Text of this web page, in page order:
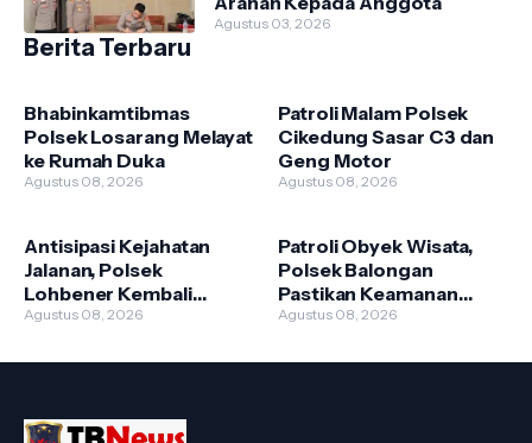
Agustus 03, 2026
Berita Terbaru
Bhabinkamtibmas
Polsek Losarang Melayat
ke Rumah Duka
Agustus 08, 2026
Patroli Malam Polsek
Cikedung Sasar C3 dan
Geng Motor
Agustus 08, 2026
Antisipasi Kejahatan
Jalanan, Polsek
Lohbener Kembali
Patroli di Jalur Pantura
Agustus 08, 2026
Patroli Obyek Wisata,
Polsek Balongan
Pastikan Keamanan
Pengunjung
Agustus 08, 2026